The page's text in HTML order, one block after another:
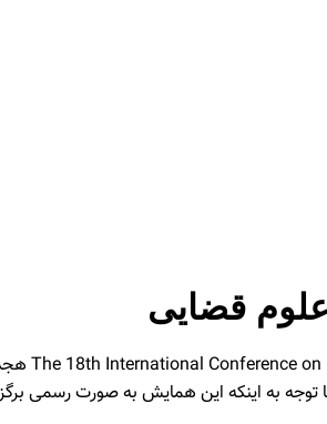
قضایی
به اینکه این همایش به صورت رسمی